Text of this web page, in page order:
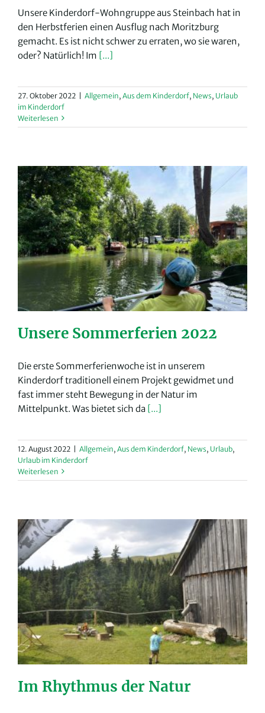
Unsere Kinderdorf-Wohngruppe aus Steinbach hat in
den Herbstferien einen Ausflug nach Moritzburg
gemacht. Es ist nicht schwer zu erraten, wo sie waren,
oder? Natürlich! Im [...]
27. Oktober 2022 | Allgemein, Aus dem Kinderdorf, News, Urlaub
im Kinderdorf
Weiterlesen
Unsere Sommerferien 2022
Die erste Sommerferienwoche ist in unserem
Kinderdorf traditionell einem Projekt gewidmet und
fast immer steht Bewegung in der Natur im
Mittelpunkt. Was bietet sich da [...]
12. August 2022 | Allgemein, Aus dem Kinderdorf, News, Urlaub,
Urlaub im Kinderdorf
Weiterlesen
Im Rhythmus der Natur